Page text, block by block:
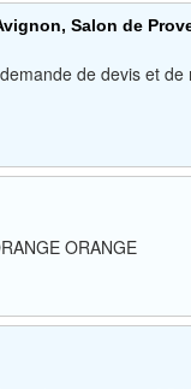
Salon de
de devis et
ORANGE